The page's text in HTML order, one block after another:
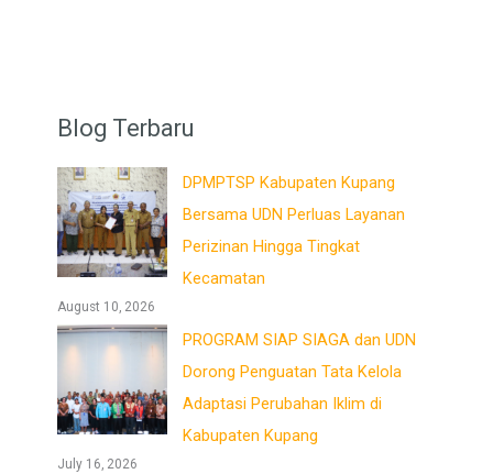
Blog Terbaru
DPMPTSP Kabupaten Kupang
Bersama UDN Perluas Layanan
Perizinan Hingga Tingkat
Kecamatan
August 10, 2026
PROGRAM SIAP SIAGA dan UDN
Dorong Penguatan Tata Kelola
Adaptasi Perubahan Iklim di
Kabupaten Kupang
July 16, 2026